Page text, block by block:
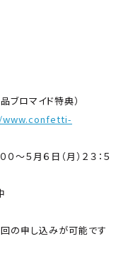
ブロマイド特典）
０～５月６日（月）２３：５
回の申し込みが可能です